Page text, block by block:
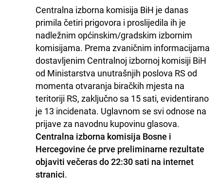
Centralna izborna komisija BiH je danas
primila četiri prigovora i proslijedila ih je
nadležnim općinskim/gradskim izbornim
komisijama. Prema zvaničnim informacijama
dostavljenim Centralnoj izbornoj komisiji BiH
od Ministarstva unutrašnjih poslova RS od
momenta otvaranja biračkih mjesta na
teritoriji RS, zaklјučno sa 15 sati, evidentirano
je 13 incidenata. Uglavnom se svi odnose na
prijave za navodnu kupovinu glasova.
Centralna izborna komisija Bosne i
Hercegovine će prve preliminarne rezultate
objaviti večeras do 22:30 sati na internet
stranici.